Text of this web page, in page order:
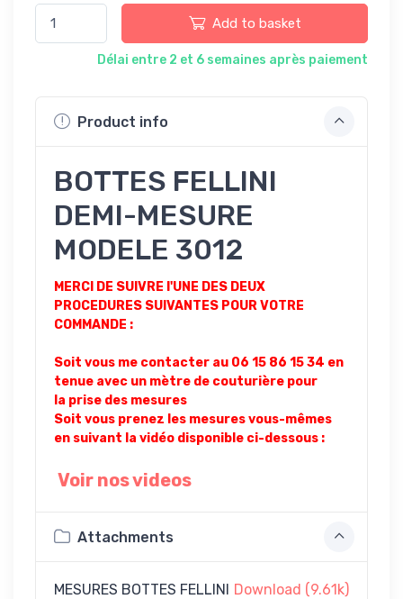
Add to basket
Délai entre 2 et 6 semaines après paiement
Product info
BOTTES FELLINI
DEMI-MESURE
MODELE 3012
MERCI DE SUIVRE l'UNE DES DEUX
PROCEDURES SUIVANTES POUR VOTRE
COMMANDE :
Soit vous me contacter au 06 15 86 15 34 en
tenue avec un mètre de couturière pour
la prise des mesures
Soit vous prenez les mesures vous-mêmes
en suivant la vidéo disponible ci-dessous :
Voir nos videos
Attachments
MESURES BOTTES FELLINI Download (9.61k)